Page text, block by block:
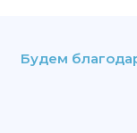
Будем